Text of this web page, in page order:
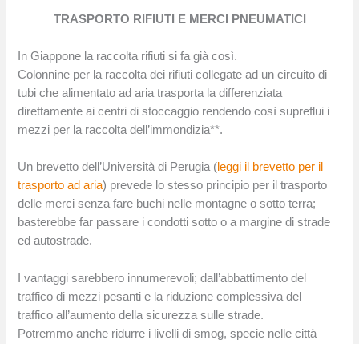
TRASPORTO RIFIUTI E MERCI PNEUMATICI
In Giappone la raccolta rifiuti si fa già così.
Colonnine per la raccolta dei rifiuti collegate ad un circuito di
tubi che alimentato ad aria trasporta la differenziata
direttamente ai centri di stoccaggio rendendo così supreflui i
mezzi per la raccolta dell’immondizia**.
Un brevetto dell’Università di Perugia (leggi il brevetto per il
trasporto ad aria) prevede lo stesso principio per il trasporto
delle merci senza fare buchi nelle montagne o sotto terra;
basterebbe far passare i condotti sotto o a margine di strade
ed autostrade.
I vantaggi sarebbero innumerevoli; dall’abbattimento del
traffico di mezzi pesanti e la riduzione complessiva del
traffico all’aumento della sicurezza sulle strade.
Potremmo anche ridurre i livelli di smog, specie nelle città